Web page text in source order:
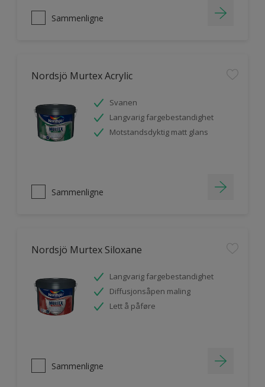
Sammenligne
Nordsjö Murtex Acrylic
Svanen
Langvarig fargebestandighet
Motstandsdyktig matt glans
Sammenligne
Nordsjö Murtex Siloxane
Langvarig fargebestandighet
Diffusjonsåpen maling
Lett å påføre
Sammenligne